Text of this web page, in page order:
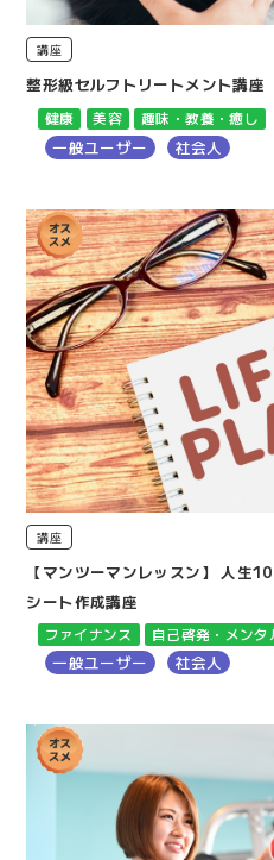
講座
整形級セルフトリートメント講座
健康 美容 趣味・教養・癒し
一般ユーザー
社会人
講座
【マンツーマンレッスン】 人生
シート作成講座
ファイナンス 自己啓発・メンタ
一般ユーザー 社会人